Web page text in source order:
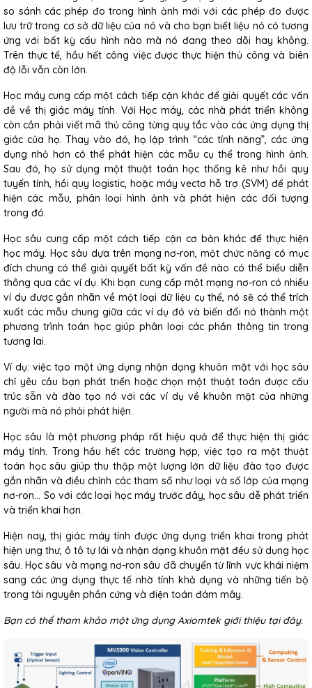
so sánh các phép đo trong hình ảnh mới với các phép đo được
lưu trữ trong cơ sở dữ liệu của nó và cho bạn biết liệu nó có tương
ứng với bất kỳ cấu hình nào mà nó đang theo dõi hay không.
Trên thực tế, hầu hết công việc được thực hiện thủ công và biên
độ lỗi vẫn còn lớn.
Học máy cung cấp một cách tiếp cận khác để giải quyết các vấn
đề về thị giác máy tính. Với Học máy, các nhà phát triển không
còn cần phải viết mã thủ công từng quy tắc vào các ứng dụng thị
giác của họ. Thay vào đó, họ lập trình “các tính năng”, các ứng
dụng nhỏ hơn có thể phát hiện các mẫu cụ thể trong hình ảnh.
Sau đó, họ sử dụng một thuật toán học thống kê như hồi quy
tuyến tính, hồi quy logistic, hoặc máy vectơ hỗ trợ (SVM) để phát
hiện các mẫu, phân loại hình ảnh và phát hiện các đối tượng
trong đó.
Học sâu cung cấp một cách tiếp cận cơ bản khác để thực hiện
học máy. Học sâu dựa trên mạng nơ-ron, một chức năng có mục
đích chung có thể giải quyết bất kỳ vấn đề nào có thể biểu diễn
thông qua các ví dụ. Khi bạn cung cấp một mạng nơ-ron có nhiều
ví dụ được gắn nhãn về một loại dữ liệu cụ thể, nó sẽ có thể trích
xuất các mẫu chung giữa các ví dụ đó và biến đổi nó thành một
phương trình toán học giúp phân loại các phần thông tin trong
tương lai.
Ví dụ: việc tạo một ứng dụng nhận dạng khuôn mặt với học sâu
chỉ yêu cầu bạn phát triển hoặc chọn một thuật toán được cấu
trúc sẵn và đào tạo nó với các ví dụ về khuôn mặt của những
người mà nó phải phát hiện.
Học sâu là một phương pháp rất hiệu quả để thực hiện thị giác
máy tính. Trong hầu hết các trường hợp, việc tạo ra một thuật
toán học sâu giúp thu thập một lượng lớn dữ liệu đào tạo được
gắn nhãn và điều chỉnh các tham số như loại và số lớp của mạng
nơ-ron… So với các loại học máy trước đây, học sâu dễ phát triển
và triển khai hơn.
Hiện nay, thị giác máy tính được ứng dụng triển khai trong phát
hiện ung thư, ô tô tự lái và nhận dạng khuôn mặt đều sử dụng học
sâu. Học sâu và mạng nơ-ron sâu đã chuyển từ lĩnh vực khái niệm
sang các ứng dụng thực tế nhờ tính khả dụng và những tiến bộ
trong tài nguyên phần cứng và điện toán đám mây.
Bạn có thể tham khảo một ứng dụng Axiomtek giới thiệu tại đây.